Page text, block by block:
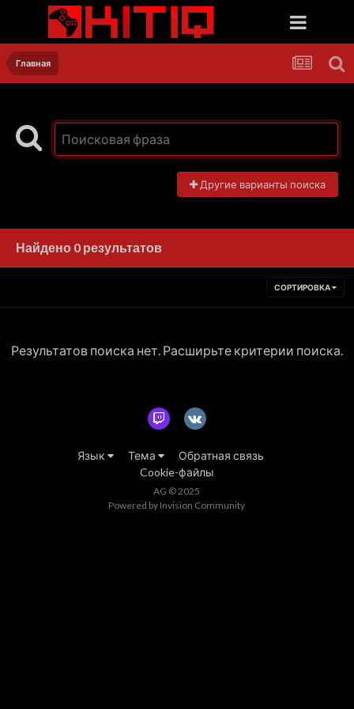
Главная
Другие варианты поиска
Найдено 0 результатов
СОРТИРОВКА
Результатов поиска нет. Расширьте критерии поиска.
Язык Тема
Обратная связь
Cookie-файлы
AG © 2025
Powered by Invision Community